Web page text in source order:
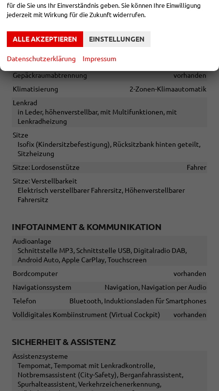
Irrtümer vorbehalten
INNEN
Armlehnen
Fensterheber
Gepäckraumabtrennung
vorhanden
Klimatisierung
2-Zonen-Klimaautomatik
Lenkrad
in Leder, höhenverstellbar, mit Multifunktionen, mit
Lenkradheizung
Sitze
Isofix (Kindersitzbefestigung), Rücksitzbank hinten geteilt,
Sitzheizung
Sitze: Lordosenstütze
Fahrer
Sitze: Verstellbarkeit
Elektrisch verstellbarer Fahrersitz, Höhenverstellbarer
Fahrersitz
INFOTAINMENT & KOMMUNIKATION
Audioanlage
Schnittstelle MP3, Schnittstelle USB, Digitalradio DAB,
Android Auto, Apple CarPlay, Touchscreen
Bordcomputer
vorhanden
Navigationssystem
Navigation, Navigation per Audio
Telefon
Bluetooth, Induktionsladen für Smartphones
Volldigitales Kombiinstrument (Virtual Cockpit)
vorhanden
SICHERHEIT & ASSISTENZ
Assistenzsysteme
Tempomat, Tempomat mit Lenkradkontrolle,
Notbremsassistent (City-Safety), Berganfahrassistent,
Spurhalteassistent, Verkehrzeichenerkennung,
für die Sie uns Ihr Einverständnis geben. Sie können Ihre Einwilligung
jederzeit mit Wirkung für die Zukunft widerrufen.
ALLE AKZEPTIEREN EINSTELLUNGEN
Datenschutzerklärung Impressum